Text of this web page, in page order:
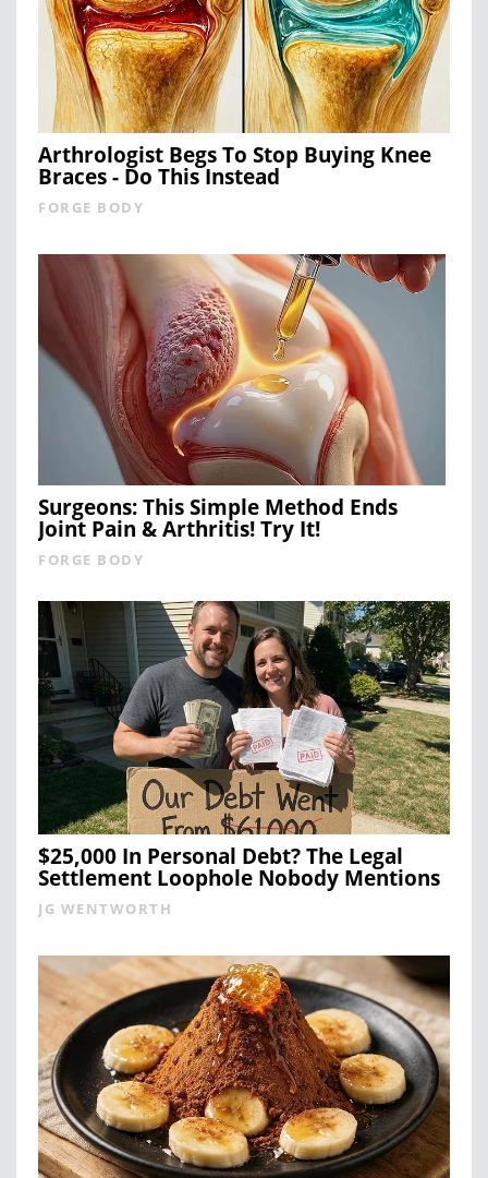
Arthrologist Begs To Stop Buying Knee
Braces - Do This Instead
FORGE BODY
Surgeons: This Simple Method Ends
Joint Pain & Arthritis! Try It!
FORGE BODY
$25,000 In Personal Debt? The Legal
Settlement Loophole Nobody Mentions
JG WENTWORTH